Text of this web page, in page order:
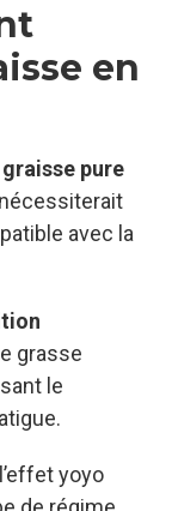
en
pure
avec la
grasse
le
yoyo